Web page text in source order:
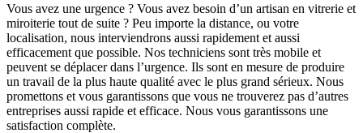
Vous avez une urgence ? Vous avez besoin d’un artisan en vitrerie et
miroiterie tout de suite ? Peu importe la distance, ou votre
localisation, nous interviendrons aussi rapidement et aussi
efficacement que possible. Nos techniciens sont très mobile et
peuvent se déplacer dans l’urgence. Ils sont en mesure de produire
un travail de la plus haute qualité avec le plus grand sérieux. Nous
promettons et vous garantissons que vous ne trouverez pas d’autres
entreprises aussi rapide et efficace. Nous vous garantissons une
satisfaction complète.